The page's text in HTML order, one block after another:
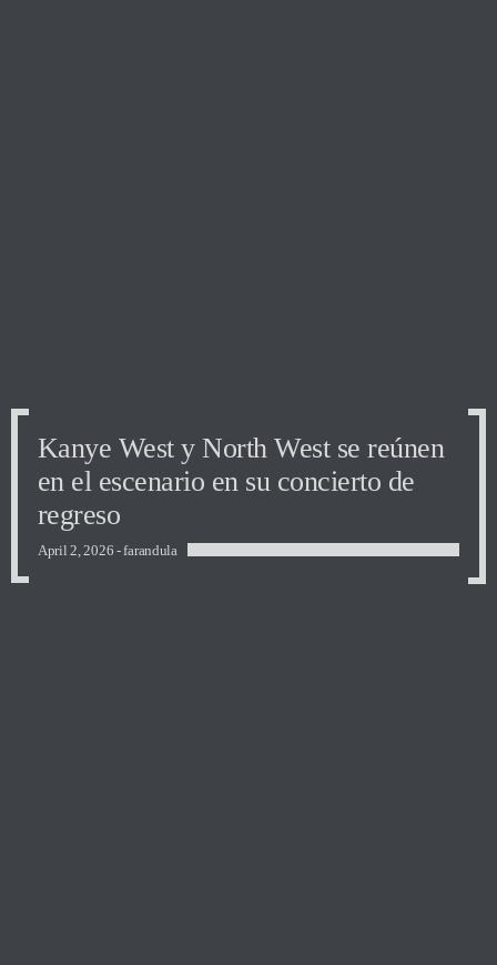
Kanye West y North West se reúnen
en el escenario en su concierto de
regreso
April 2, 2026 -farandula